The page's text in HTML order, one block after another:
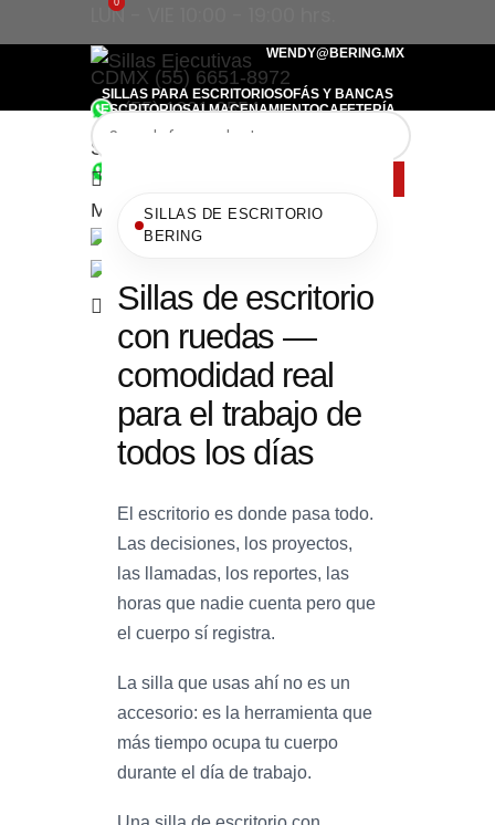
LUN - VIE 10:00 - 19:00 hrs.
WENDY@BERING.MX
CDMX (55) 6651-8972
(55) 1801-0554
CDMX (55) 6651-8972
SILLAS PARA ESCRITORIOSOFÁS Y BANCAS
ESCRITORIOSALMACENAMIENTOCAFETERÍA
Search
0
Menu
0
$0.00
SILLAS DE ESCRITORIO
BERING
Sillas de escritorio
con ruedas —
comodidad real
para el trabajo de
todos los días
El escritorio es donde pasa todo.
Las decisiones, los proyectos,
las llamadas, los reportes, las
horas que nadie cuenta pero que
el cuerpo sí registra.
La silla que usas ahí no es un
accesorio: es la herramienta que
más tiempo ocupa tu cuerpo
durante el día de trabajo.